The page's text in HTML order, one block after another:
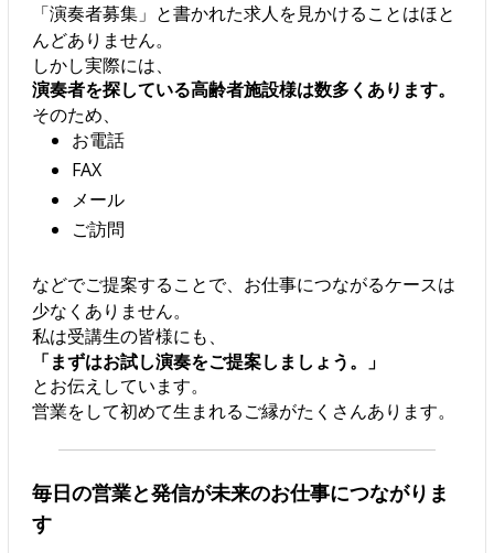
「演奏者募集」と書かれた求人を見かけることはほと
んどありません。
しかし実際には、
演奏者を探している高齢者施設様は数多くあります。
そのため、
お電話
FAX
メール
ご訪問
などでご提案することで、お仕事につながるケースは
少なくありません。
私は受講生の皆様にも、
「まずはお試し演奏をご提案しましょう。」
とお伝えしています。
営業をして初めて生まれるご縁がたくさんあります。
毎日の営業と発信が未来のお仕事につながりま
す